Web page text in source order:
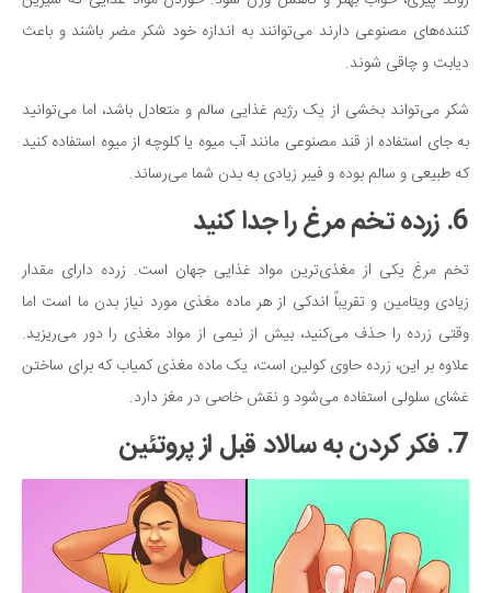
کننده‌های مصنوعی دارند می‌توانند به اندازه خود شکر مضر باشند و باعث
دیابت و چاقی شوند.
شکر می‌تواند بخشی از یک رژیم غذایی سالم و متعادل باشد، اما می‌توانید
به جای استفاده از قند مصنوعی مانند آب میوه یا کلوچه از میوه استفاده کنید
که طبیعی و سالم بوده و فیبر زیادی به بدن شما می‌رساند.
6. زرده تخم مرغ را جدا کنید
تخم مرغ یکی از مغذی‌ترین مواد غذایی جهان است. زرده دارای مقدار
زیادی ویتامین و تقریباً اندکی از هر ماده مغذی مورد نیاز بدن ما است اما
وقتی زرده را حذف می‌کنید، بیش از نیمی از مواد مغذی را دور می‌ریزید.
علاوه بر این، زرده حاوی کولین است، یک ماده مغذی کمیاب که برای ساختن
غشای سلولی استفاده می‌شود و نقش خاصی در مغز دارد.
7. فکر کردن به سالاد قبل از پروتئین